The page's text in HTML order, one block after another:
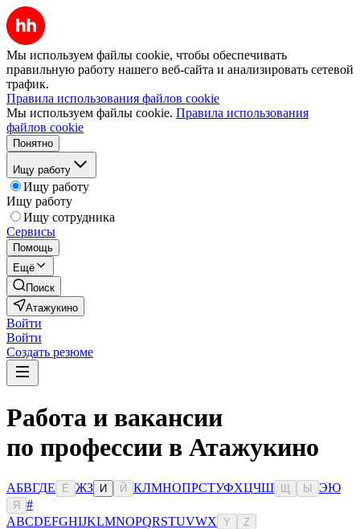
Мы используем файлы cookie, чтобы обеспечивать
правильную работу нашего веб-сайта и анализировать сетевой
трафик.
Правила использования файлов cookie
Мы используем файлы cookie. Правила использования
файлов cookie
Понятно
Ищу работу
Ищу работу
Ищу работу
Ищу сотрудника
Сервисы
Помощь
Ещё
Поиск
Атажукино
Войти
Войти
Создать резюме
Работа и вакансии
по профессии в Атажукино
АБВГДЕ Ё ЖЗ И Й КЛМНОПРСТУФХЦЧШ Ы ЭЮ
Я
#
ABCDEFGHIJKLMNOPQRSTUVWX Y Z